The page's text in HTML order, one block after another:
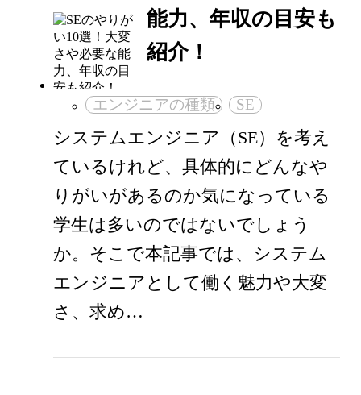
能力、年収の目安も
紹介！
エンジニアの種類 SE
システムエンジニア（SE）を考え
ているけれど、具体的にどんなや
りがいがあるのか気になっている
学生は多いのではないでしょう
か。そこで本記事では、システム
エンジニアとして働く魅力や大変
さ、求め…